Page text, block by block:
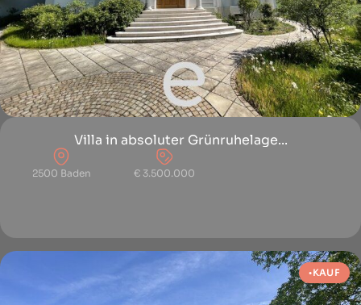
Villa in absoluter Grünruhelage...
2500 Baden € 3.500.000
KAUF